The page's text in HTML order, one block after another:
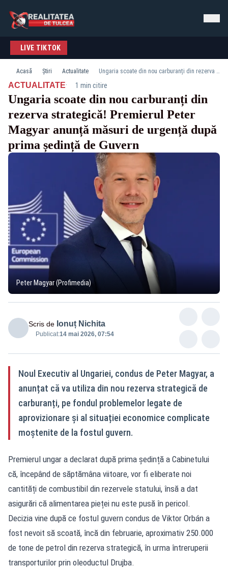
LIVE TIKTOK
Acasă Știri Actualitate Ungaria scoate din nou carburanți din rezerva strategică! Premierul Peter Magyar anunță măsuri de urgență după prima ședință de Guvern
ACTUALITATE· 1 min citire
Ungaria scoate din nou carburanți din
rezerva strategică! Premierul Peter
Magyar anunță măsuri de urgență după
prima ședință de Guvern
Peter Magyar (Profimedia)
Scris de Ionuț Nichita
Publicat:14 mai 2026, 07:54
Noul Executiv al Ungariei, condus de Peter Magyar, a
anunțat că va utiliza din nou rezerva strategică de
carburanți, pe fondul problemelor legate de
aprovizionare și al situației economice complicate
moștenite de la fostul guvern.
Premierul ungar a declarat după prima ședință a Cabinetului
că, începând de săptămâna viitoare, vor fi eliberate noi
cantități de combustibil din rezervele statului, însă a dat
asigurări că alimentarea pieței nu este pusă în pericol.
Decizia vine după ce fostul guvern condus de Viktor Orbán a
fost nevoit să scoată, încă din februarie, aproximativ 250.000
de tone de petrol din rezerva strategică, în urma întreruperii
transporturilor prin oleoductul Drujba.